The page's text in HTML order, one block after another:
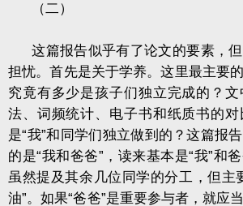
（二）
这篇报告似乎有了论文的要素，
担忧。首先是关于学养。这里最主要
究竟有多少是孩子们独立完成的？
法、词频统计、电子书和纸质书的
是“我”和同学们独立做到的？这篇报
的是“我和爸爸”，读来基本是“我”和
虽然提及其余几位同学的分工，但主
油”。如果“爸爸”是重要参与者，就应